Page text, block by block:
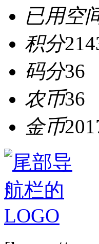
已用空
积分
码分36
农币36
金币